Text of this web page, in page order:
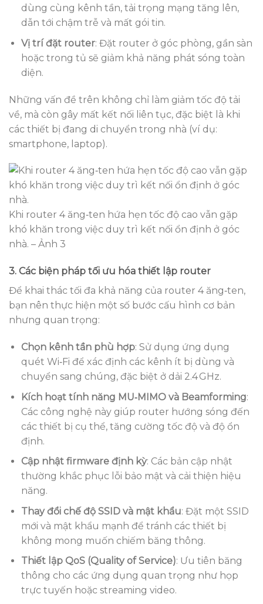
dùng cùng kênh tần, tải trọng mạng tăng lên,
dẫn tới chậm trễ và mất gói tin.
Vị trí đặt router: Đặt router ở góc phòng, gần sàn
hoặc trong tủ sẽ giảm khả năng phát sóng toàn
diện.
Những vấn đề trên không chỉ làm giảm tốc độ tải
về, mà còn gây mất kết nối liên tục, đặc biệt là khi
các thiết bị đang di chuyển trong nhà (ví dụ:
smartphone, laptop).
Khi router 4 ăng‑ten hứa hẹn tốc độ cao vẫn gặp
khó khăn trong việc duy trì kết nối ổn định ở góc
nhà. – Ảnh 3
3. Các biện pháp tối ưu hóa thiết lập router
Để khai thác tối đa khả năng của router 4 ăng‑ten,
bạn nên thực hiện một số bước cấu hình cơ bản
nhưng quan trọng:
Chọn kênh tần phù hợp: Sử dụng ứng dụng
quét Wi‑Fi để xác định các kênh ít bị dùng và
chuyển sang chúng, đặc biệt ở dải 2.4 GHz.
Kích hoạt tính năng MU‑MIMO và Beamforming:
Các công nghệ này giúp router hướng sóng đến
các thiết bị cụ thể, tăng cường tốc độ và độ ổn
định.
Cập nhật firmware định kỳ: Các bản cập nhật
thường khắc phục lỗi bảo mật và cải thiện hiệu
năng.
Thay đổi chế độ SSID và mật khẩu: Đặt một SSID
mới và mật khẩu mạnh để tránh các thiết bị
không mong muốn chiếm băng thông.
Thiết lập QoS (Quality of Service): Ưu tiên băng
thông cho các ứng dụng quan trọng như họp
trực tuyến hoặc streaming video.